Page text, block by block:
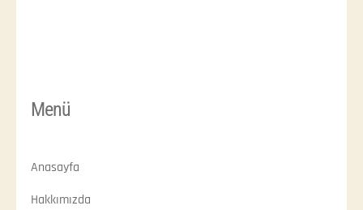
Menü
Anasayfa
Hakkımızda